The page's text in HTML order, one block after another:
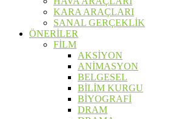
KARA ARAÇLARI
SANAL GERÇEKLİK
ÖNERİLER
FİLM
AKSİYON
ANİMASYON
BELGESEL
BİLİM KURGU
BİYOGRAFİ
DRAM